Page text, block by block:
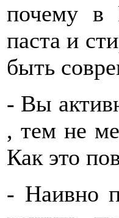
почему в
паста и
быть
- Вы
, тем не
Как это
- Наивно